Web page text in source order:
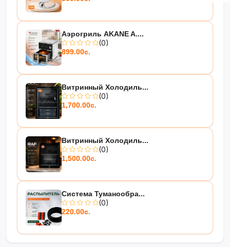
Аэрогриль AKANE A....
(0)
899.00с.
Витринный Холодиль...
(0)
1,700.00с.
Витринный Холодиль...
(0)
1,500.00с.
Система Туманообра...
(0)
220.00с.